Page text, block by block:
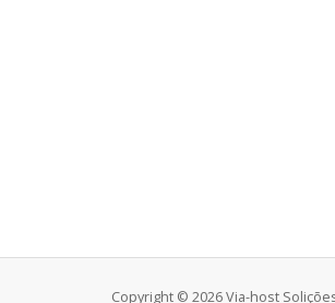
Copyright © 2026 Via-host